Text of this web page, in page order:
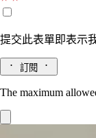
提交此表單即表示
訂閱
The maximum